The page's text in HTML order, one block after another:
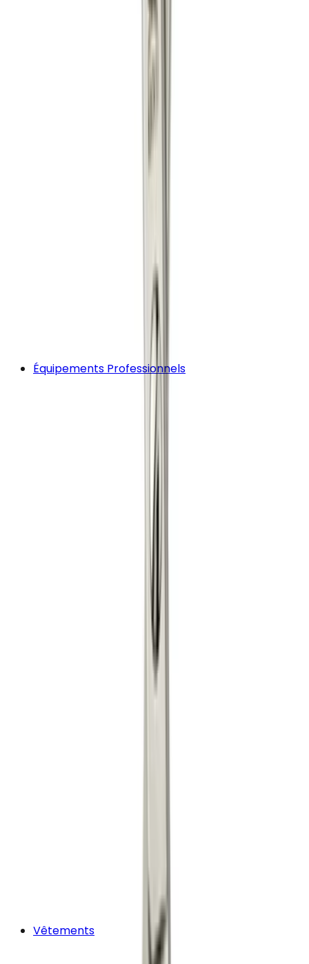
Équipements Professionnels
Vêtements